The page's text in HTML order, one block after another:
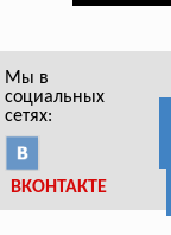
Мы в
социальных
сетях:
ВКОНТАКТЕ